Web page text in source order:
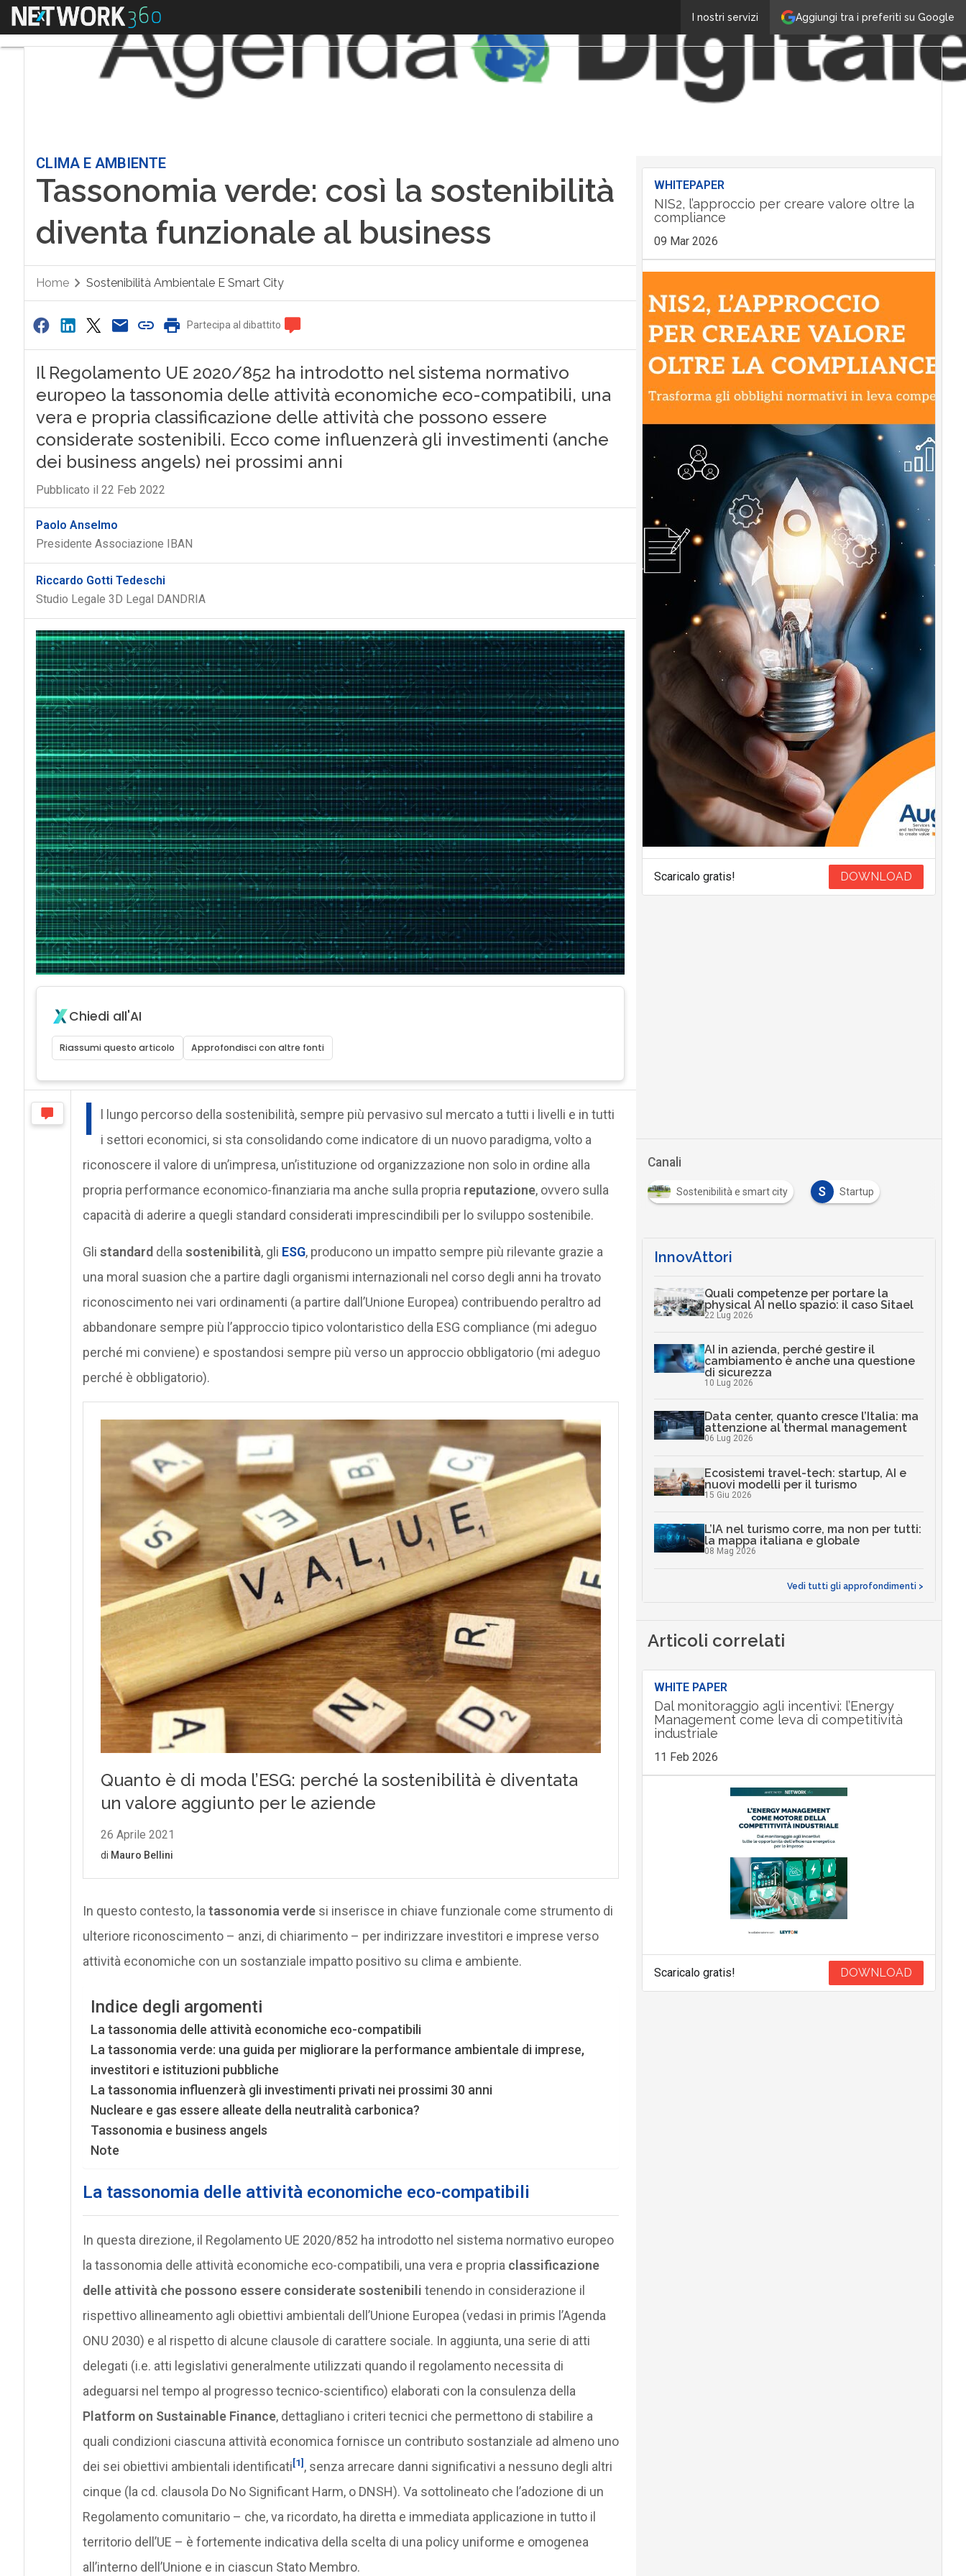
Aggiungi tra i preferiti su Google
I nostri servizi
Menu
CLIMA E AMBIENTE
Tassonomia verde: così la sostenibilità
diventa funzionale al business
Home Sostenibilità Ambientale E Smart City
Partecipa al dibattito
Il Regolamento UE 2020/852 ha introdotto nel sistema normativo
europeo la tassonomia delle attività economiche eco-compatibili, una
vera e propria classificazione delle attività che possono essere
considerate sostenibili. Ecco come influenzerà gli investimenti (anche
dei business angels) nei prossimi anni
Pubblicato il 22 Feb 2022
Paolo Anselmo
Presidente Associazione IBAN
Riccardo Gotti Tedeschi
Studio Legale 3D Legal DANDRIA
Chiedi all'AI
Riassumi questo articolo Approfondisci con altre fonti
I
l lungo percorso della sostenibilità, sempre più pervasivo sul mercato a tutti i livelli e in tutti
i settori economici, si sta consolidando come indicatore di un nuovo paradigma, volto a
riconoscere il valore di un’impresa, un’istituzione od organizzazione non solo in ordine alla
propria performance economico-finanziaria ma anche sulla propria reputazione, ovvero sulla
capacità di aderire a quegli standard considerati imprescindibili per lo sviluppo sostenibile.
Gli standarddella sostenibilità, gli ESG, producono un impatto sempre più rilevante grazie a
una moral suasion che a partire dagli organismi internazionali nel corso degli anni ha trovato
riconoscimento nei vari ordinamenti (a partire dall’Unione Europea) contribuendo peraltro ad
abbandonare sempre più l’approccio tipico volontaristico della ESG compliance (mi adeguo
perché mi conviene) e spostandosi sempre più verso un approccio obbligatorio (mi adeguo
perché è obbligatorio).
In questo contesto, la tassonomia verdesi inserisce in chiave funzionale come strumento di
ulteriore riconoscimento – anzi, di chiarimento – per indirizzare investitori e imprese verso
attività economiche con un sostanziale impatto positivo su clima e ambiente.
Indice degli argomenti
La tassonomia delle attività economiche eco-compatibili
La tassonomia verde: una guida per migliorare la performance ambientale di imprese,
investitori e istituzioni pubbliche
La tassonomia influenzerà gli investimenti privati nei prossimi 30 anni
Nucleare e gas essere alleate della neutralità carbonica?
Tassonomia e business angels
Note
La tassonomia delle attività economiche eco-compatibili
In questa direzione, il Regolamento UE 2020/852 ha introdotto nel sistema normativo europeo
la tassonomia delle attività economiche eco-compatibili, una vera e propria classificazione
delle attività che possono essere considerate sostenibili tenendo in considerazione il
rispettivo allineamento agli obiettivi ambientali dell’Unione Europea (vedasi in primis l’Agenda
ONU 2030) e al rispetto di alcune clausole di carattere sociale. In aggiunta, una serie di atti
delegati (i.e. atti legislativi generalmente utilizzati quando il regolamento necessita di
adeguarsi nel tempo al progresso tecnico-scientifico) elaborati con la consulenza della
Platform on Sustainable Finance, dettagliano i criteri tecnici che permettono di stabilire a
quali condizioni ciascuna attività economica fornisce un contributo sostanziale ad almeno uno
dei sei obiettivi ambientali identificati[1] , senza arrecare danni significativi a nessuno degli altri
cinque (la cd. clausola Do No Significant Harm, o DNSH). Va sottolineato che l’adozione di un
Regolamento comunitario – che, va ricordato, ha diretta e immediata applicazione in tutto il
territorio dell’UE – è fortemente indicativa della scelta di una policy uniforme e omogenea
all’interno dell’Unione e in ciascun Stato Membro.
WHITEPAPER
NIS2, l’approccio per creare valore oltre la
compliance
09 Mar 2026
Scaricalo gratis! DOWNLOAD
Canali
Sostenibilità e smart city S Startup
InnovAttori
Quali competenze per portare la
physical AI nello spazio: il caso Sitael
22 Lug 2026
AI in azienda, perché gestire il
cambiamento è anche una questione
di sicurezza
10 Lug 2026
Data center, quanto cresce l’Italia: ma
attenzione al thermal management
06 Lug 2026
Ecosistemi travel-tech: startup, AI e
nuovi modelli per il turismo
15 Giu 2026
L’IA nel turismo corre, ma non per tutti:
la mappa italiana e globale
08 Mag 2026
Vedi tutti gli approfondimenti >
Articoli correlati
WHITE PAPER
Dal monitoraggio agli incentivi: l’Energy
Management come leva di competitività
industriale
11 Feb 2026
Scaricalo gratis! DOWNLOAD